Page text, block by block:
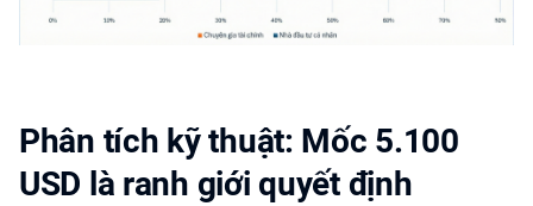
Phân tích kỹ thuật: Mốc 5.100
USD là ranh giới quyết định